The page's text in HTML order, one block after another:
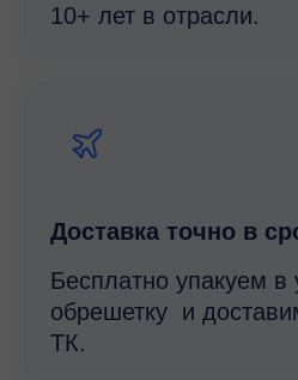
10+ лет в отрасли.
Доставка точно в
Бесплатно упакуем в
обрешетку и
ТК.